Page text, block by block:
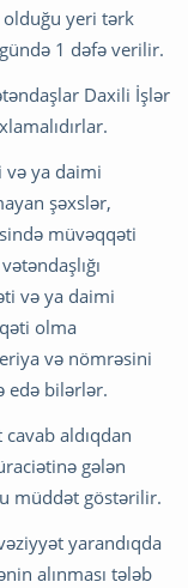
olduğu yeri tərk
1 dəfə verilir.
Daxili İşlər
və ya daimi
şəxslər,
müvəqqəti
və ya daimi
olma
və nömrəsini
edə bilərlər.
aldıqdan
gələn
müddət göstərilir.
yarandıqda
alınması tələb